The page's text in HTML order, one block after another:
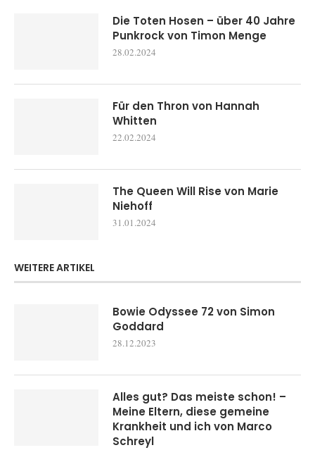
Die Toten Hosen – über 40 Jahre
Punkrock von Timon Menge
28.02.2024
Für den Thron von Hannah
Whitten
22.02.2024
The Queen Will Rise von Marie
Niehoff
31.01.2024
WEITERE ARTIKEL
Bowie Odyssee 72 von Simon
Goddard
28.12.2023
Alles gut? Das meiste schon! –
Meine Eltern, diese gemeine
Krankheit und ich von Marco
Schreyl